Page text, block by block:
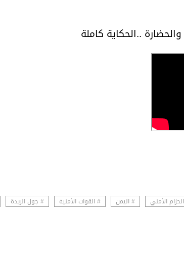
..الحكاية كاملة
الأمني # اليمن # القوات الأمنية # جول الريدة